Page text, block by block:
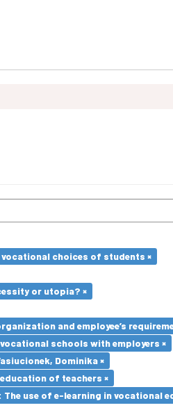
choices of students ×
or utopia? ×
and employee’s
schools with employers ×
Dominika ×
of teachers ×
use of e-learning in vocational